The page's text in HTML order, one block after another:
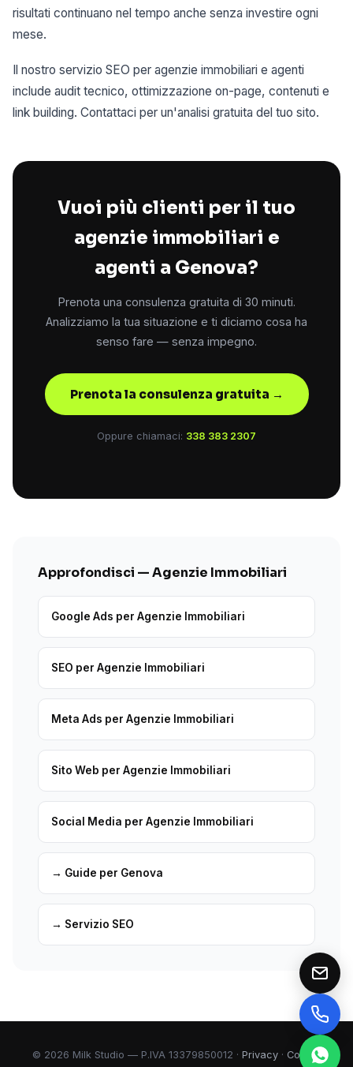
risultati continuano nel tempo anche senza investire ogni
mese.
Il nostro servizio SEO per agenzie immobiliari e agenti
include audit tecnico, ottimizzazione on-page, contenuti e
link building. Contattaci per un'analisi gratuita del tuo sito.
Vuoi più clienti per il tuo
agenzie immobiliari e
agenti a Genova?
Prenota una consulenza gratuita di 30 minuti.
Analizziamo la tua situazione e ti diciamo cosa ha
senso fare — senza impegno.
Prenota la consulenza gratuita →
Oppure chiamaci: 338 383 2307
Approfondisci — Agenzie Immobiliari
Google Ads per Agenzie Immobiliari
SEO per Agenzie Immobiliari
Meta Ads per Agenzie Immobiliari
Sito Web per Agenzie Immobiliari
Social Media per Agenzie Immobiliari
→ Guide per Genova
→ Servizio SEO
© 2026 Milk Studio — P.IVA 13379850012 · Privacy · Cookie